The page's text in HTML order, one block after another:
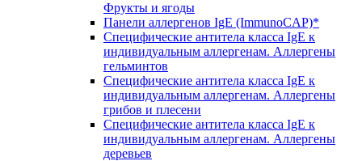
Фрукты и ягоды
Панели аллергенов IgE (ImmunoCAP)*
Специфические антитела класса IgE к
индивидуальным аллергенам. Аллергены
гельминтов
Специфические антитела класса IgE к
индивидуальным аллергенам. Аллергены
грибов и плесени
Специфические антитела класса IgE к
индивидуальным аллергенам. Аллергены
деревьев